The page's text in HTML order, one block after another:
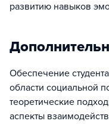
развитию навыков
Обеспечение
области социальной
теоретические
аспекты